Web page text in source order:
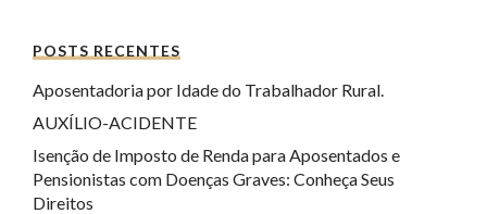
POSTS RECENTES
Aposentadoria por Idade do Trabalhador Rural.
AUXÍLIO-ACIDENTE
Isenção de Imposto de Renda para Aposentados e
Pensionistas com Doenças Graves: Conheça Seus
Direitos